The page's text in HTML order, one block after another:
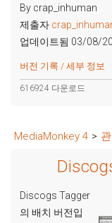
By crap_inhuman
제출자
업데이트됨 03/08/
버전 기록 / 세부 정보
616924 다운로드
MediaMonkey 4 >
Discogs Tagger
의 배치 버전입